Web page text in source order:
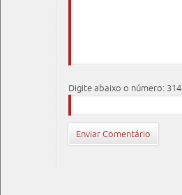
Digite abaixo o número: 314